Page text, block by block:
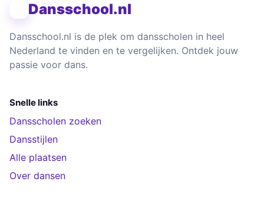
Dansschool.nl
Dansschool.nl is de plek om dansscholen in heel
Nederland te vinden en te vergelijken. Ontdek jouw
passie voor dans.
Snelle links
Dansscholen zoeken
Dansstijlen
Alle plaatsen
Over dansen